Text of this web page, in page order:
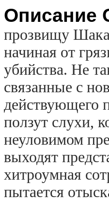
Описание
прозвищу
начиная от
убийства. Не
связанные с
действующего
ползут слухи,
неуловимом
выходят
хитроумная
пытается